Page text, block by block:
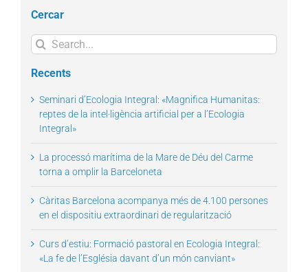
Cercar
Search
for:
Recents
Seminari d’Ecologia Integral: «Magnifica Humanitas:
reptes de la intel·ligència artificial per a l’Ecologia
Integral»
La processó marítima de la Mare de Déu del Carme
torna a omplir la Barceloneta
Càritas Barcelona acompanya més de 4.100 persones
en el dispositiu extraordinari de regularització
Curs d’estiu: Formació pastoral en Ecologia Integral:
«La fe de l’Església davant d’un món canviant»